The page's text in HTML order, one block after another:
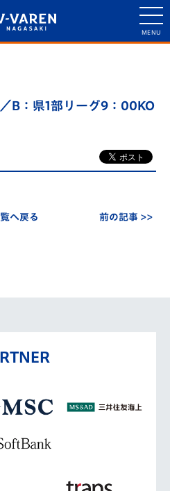
B：県1部リーグ9：00KO
へ戻る 前の記事 >>